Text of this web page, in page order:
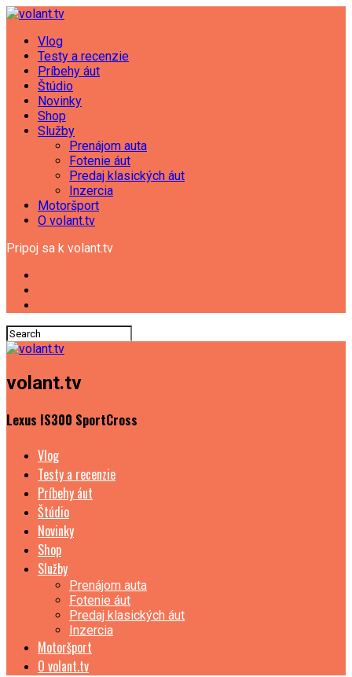
Vlog
Testy a recenzie
Príbehy áut
Štúdio
Novinky
Shop
Služby
Prenájom auta
Fotenie áut
Predaj klasických áut
Inzercia
Motoršport
O volant.tv
Pripoj sa k volant.tv
volant.tv
Lexus IS300 SportCross
Vlog
Testy a recenzie
Príbehy áut
Štúdio
Novinky
Shop
Služby
Prenájom auta
Fotenie áut
Predaj klasických áut
Inzercia
Motoršport
O volant.tv